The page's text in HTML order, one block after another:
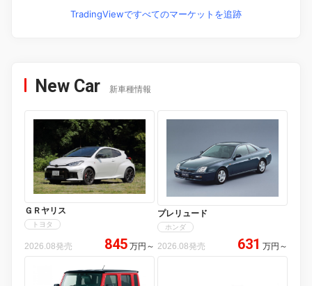
TradingViewですべてのマーケットを追跡
New Car 新車種情報
ＧＲヤリス
トヨタ
2026.08発売 845 万円 ～
プレリュード
ホンダ
2026.08発売 631 万円 ～